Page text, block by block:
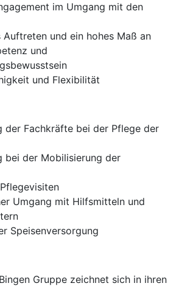
im Umgang mit den
Auftreten und ein hohes Maß an
und
und Flexibilität
der Fachkräfte bei der Pflege der
bei der Mobilisierung der
Umgang mit Hilfsmitteln und
Speisenversorgung
Gruppe zeichnet sich in ihren